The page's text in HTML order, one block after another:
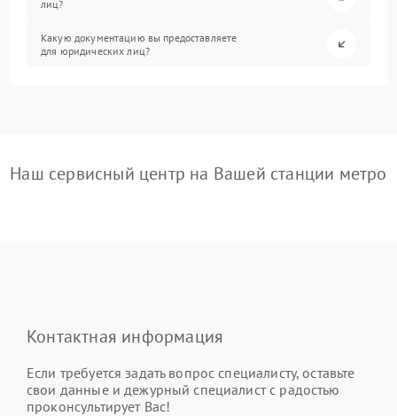
лиц?
Какую документацию вы предоставляете
для юридических лиц?
Наш сервисный центр на Вашей станции метро
Контактная информация
Если требуется задать вопрос специалисту, оставьте
свои данные и дежурный специалист с радостью
проконсультирует Вас!